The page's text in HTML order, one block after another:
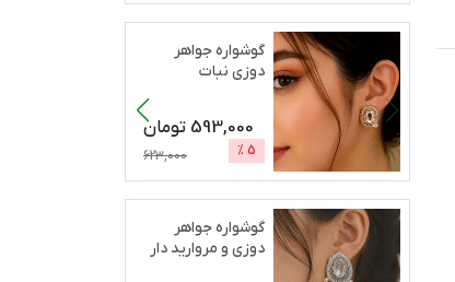
گوشواره جواهر
دوزی نبات
593,000 تومان
5
%
623,000
گوشواره جواهر
دوزی و مروارید دار